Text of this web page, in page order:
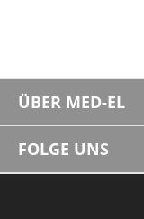
ÜBER MED-EL
FOLGE UNS